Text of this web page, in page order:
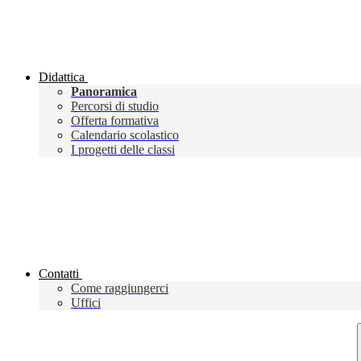
Didattica
Panoramica
Percorsi di studio
Offerta formativa
Calendario scolastico
I progetti delle classi
Contatti
Come raggiungerci
Uffici